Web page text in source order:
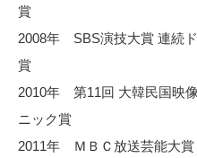
賞
2008年 SBS演技大賞 連続
賞
2010年 第11回 大韓民国映
ニック賞
2011年 ＭＢＣ放送芸能大賞